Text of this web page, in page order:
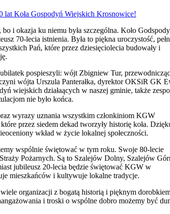
i okazja ku niemu była szczególna. Koło
70-lecia istnienia. Była to piękna uroczystość,
Pań, które przez dziesięciolecia budowały i
pospieszyli: wójt Zbigniew Tur,
wójta Urszula Panterałka, dyrektor OKSiR GK
wiejskich działaących w naszej gminie, także
nie było końca.
wyrazy uznania wszystkim członkiniom KGW
przez siedem dekad tworzyły historię koła.
wkład w życie lokalnej społeczności.
wspólnie świętować w tym roku. Swoje 80-lecie
Pożarnych. Są to Szalejów Dolny, Szalejów
jubileusz 20-lecia będzie świętować KGW w
mieszkańców i kultywuje lokalne tradycje.
organizacji z bogatą historią i pięknym
i troski o wspólne dobro możemy być